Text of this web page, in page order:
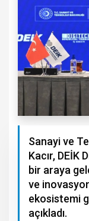
Sanayi ve
Kacır, DEİK
bir araya
ve
ekosistemi
açıkladı.